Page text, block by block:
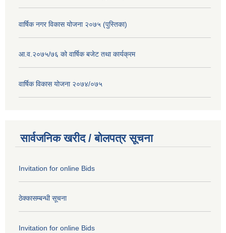
वार्षिक नगर विकास योजना २०७५ (पुस्तिका)
आ.व.२०७५/७६ को वार्षिक बजेट तथा कार्यक्रम
वार्षिक विकास योजना २०७४/०७५
सार्वजनिक खरीद / बोलपत्र सूचना
Invitation for online Bids
ठेक्कासम्बन्धी सूचना
Invitation for online Bids